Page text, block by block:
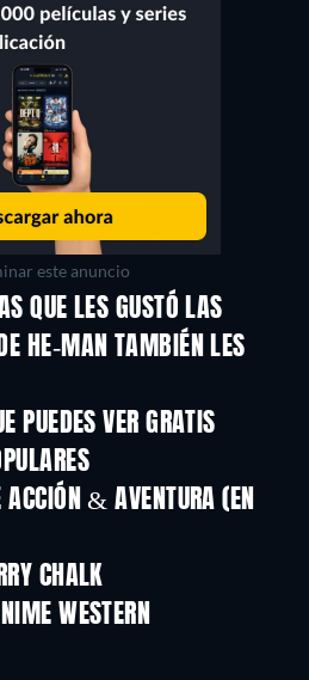
este anuncio
QUE LES GUSTÓ LAS
HE-MAN TAMBIÉN LES
PUEDES VER GRATIS
TV
ACCIÓN & AVENTURA (EN
CHALK
WESTERN
TV